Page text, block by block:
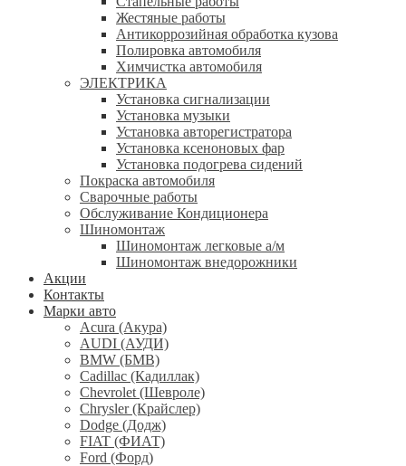
Жестяные работы
Антикоррозийная обработка кузова
Полировка автомобиля
Химчистка автомобиля
ЭЛЕКТРИКА
Установка сигнализации
Установка музыки
Установка авторегистратора
Установка ксеноновых фар
Установка подогрева сидений
Покраска автомобиля
Сварочные работы
Обслуживание Кондиционера
Шиномонтаж
Шиномонтаж легковые а/м
Шиномонтаж внедорожники
Акции
Контакты
Марки авто
Acura (Акура)
AUDI (АУДИ)
BMW (БМВ)
Cadillac (Кадиллак)
Chevrolet (Шевроле)
Chrysler (Крайслер)
Dodge (Додж)
FIAT (ФИАТ)
Ford (Форд)